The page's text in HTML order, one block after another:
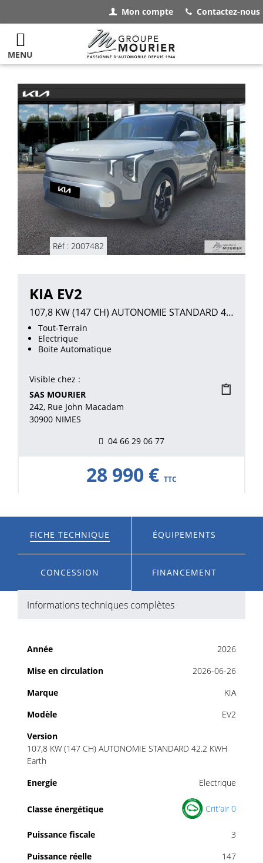
Mon compte Contactez-nous
MENU
Réf : 2007482
KIA EV2
107,8 KW (147 CH) AUTONOMIE STANDARD 42.2 KWH Earth
Tout-Terrain
Electrique
Boite Automatique
Visible chez :
SAS MOURIER
242, Rue John Macadam
30900 NIMES
04 66 29 06 77
28 990 € TTC
FICHE TECHNIQUE ÉQUIPEMENTS
CONCESSION FINANCEMENT
Informations techniques complètes
Année
2026
Mise en circulation
2026-06-26
Marque
KIA
Modèle
EV2
Version
107,8 KW (147 CH) AUTONOMIE STANDARD 42.2 KWH
Earth
Energie
Electrique
Classe énergétique Crit'air 0
Puissance fiscale
3
Puissance réelle
147